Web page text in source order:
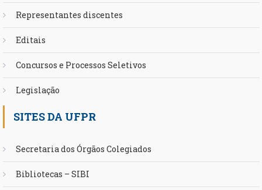
Representantes discentes
Editais
Concursos e Processos Seletivos
Legislação
SITES DA UFPR
Secretaria dos Órgãos Colegiados
Bibliotecas – SIBI